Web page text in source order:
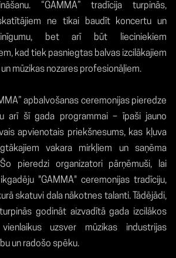
“GAMMA” tradīcija turpinās,
ne tikai baudīt koncertu un
bet arī būt lieciniekiem
kad tiek pasniegtas balvas izcilākajiem
mūzikas nozares profesionāļiem.
apbalvošanas ceremonijas pieredze
arī šī gada programmai – īpaši jauno
apvienotais priekšnesums, kas kļuva
vakara mirkļiem un saņēma
pieredzi organizatori pārņēmuši, lai
"GAMMA" ceremonijas tradīciju,
skatuvi dala nākotnes talanti. Tādējādi,
godināt aizvadītā gada izcilākos
uzsver mūzikas industrijas
un radošo spēku.